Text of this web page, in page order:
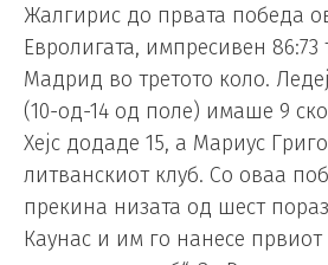
Жалгирис до првата победа
Евролигата, импресивен
Мадрид во третото коло.
(10-од-14 од поле) имаше 9
Хејс додаде 15, а Мариус
литванскиот клуб. Со оваа
прекина низата од шест
Каунас и им го нанесе